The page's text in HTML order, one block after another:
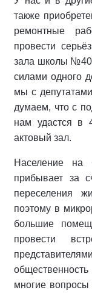
также
ремонтные
провести
зала школы №40
силами одного
мы с
думаем, что с
нам удастся в
актовый зал.
Население на
прибывает за
переселения
поэтому в
большие
провести
многие